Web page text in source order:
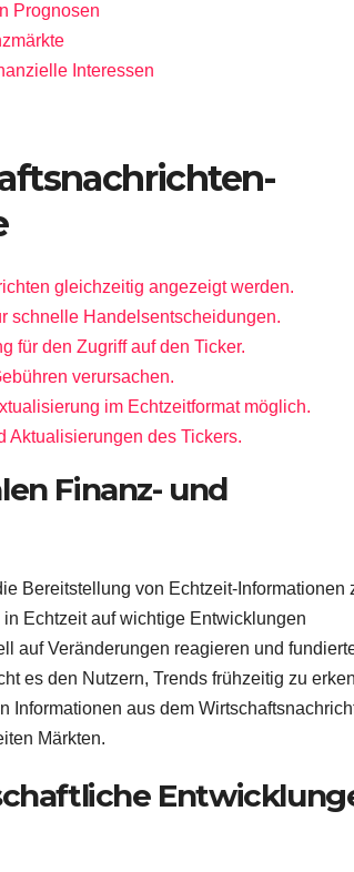
Prognosen
Interessen
gleichzeitig angezeigt werden.
schnelle Handelsentscheidungen.
für den Zugriff auf den Ticker.
verursachen.
im Echtzeitformat möglich.
Aktualisierungen des Tickers.
Finanz- und
Bereitstellung von Echtzeit-Informationen
Echtzeit auf wichtige Entwicklungen
auf Veränderungen reagieren und
es den Nutzern, Trends frühzeitig zu
Informationen aus dem
Märkten.